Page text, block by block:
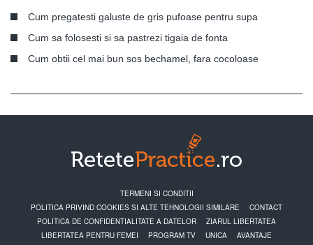
Cum pregatesti galuste de gris pufoase pentru supa
Cum sa folosesti si sa pastrezi tigaia de fonta
Cum obtii cel mai bun sos bechamel, fara cocoloase
TERMENI SI CONDITII
POLITICA PRIVIND COOKIES SI ALTE TEHNOLOGII SIMILARE
CONTACT
POLITICA DE CONFIDENTIALITATE A DATELOR
ZIARUL LIBERTATEA
LIBERTATEA PENTRU FEMEI
PROGRAM TV UNICA
AVANTAJE